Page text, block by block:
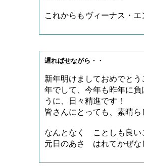
これからもヴィーナス・
遅ればせながら・・
新年明けましておめでと
年でして、今年も昨年に
うに、日々精進です！
皆さんにとっても、素晴
なんとなく ことしも良
元日のあさ はれてかぜな